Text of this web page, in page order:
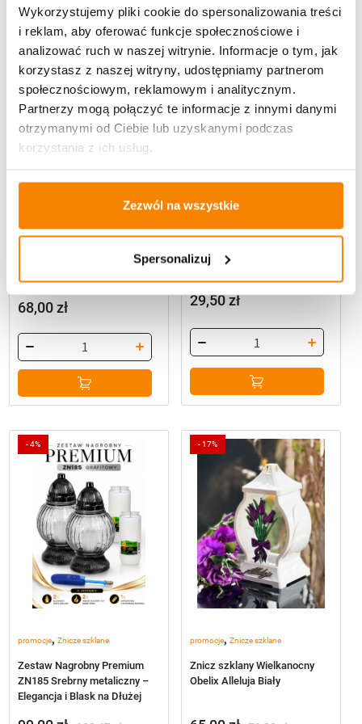
Wykorzystujemy pliki cookie do spersonalizowania treści
i reklam, aby oferować funkcje społecznościowe i
analizować ruch w naszej witrynie. Informacje o tym, jak
korzystasz z naszej witryny, udostępniamy partnerom
społecznościowym, reklamowym i analitycznym.
Partnerzy mogą połączyć te informacje z innymi danymi
otrzymanymi od Ciebie lub uzyskanymi podczas
korzystania z ich usług.
Zezwól na wszystkie
Spersonalizuj
Znicze
68,00zł
Znicze szklane
Znicz szklany K27
Grafit/Srebrna róża
29,50zł
promocje, Znicze szklane
Zestaw Nagrobny Premium
ZN185 Srebrny metaliczny –
Elegancja i Blask na Dłużej
-4%
promocje, Znicze szklane
Znicz szklany Wielkanocny
Obelix Alleluja Biały
-17%